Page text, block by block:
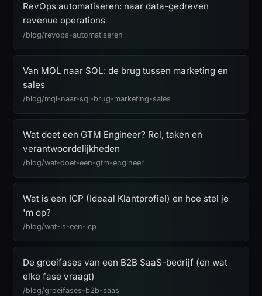
RevOps automatiseren: naar data-gedreven
revenue operations
/blog/revops-automatiseren
Van MQL naar SQL: de brug tussen marketing en
sales
/blog/mql-naar-sql-brug-marketing-sales
Wat doet een GTM Engineer? Rol, taken en
verantwoordelijkheden
/blog/wat-doet-een-gtm-engineer
Wat is een ICP (Ideaal Klantprofiel) en hoe stel je
'm op?
/blog/wat-is-een-icp
De groeifases van een B2B SaaS-bedrijf (en wat
elke fase vraagt)
/blog/groeifases-b2b-saas